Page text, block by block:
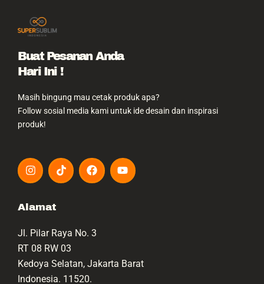
Buat Pesanan Anda
Hari Ini !
Masih bingung mau cetak produk apa?
Follow sosial media kami untuk ide desain dan inspirasi
produk!
I
n
s
a
r
a
m
T
i
k
F
a
c
o
k
Y
o
u
Alamat
Jl. Pilar Raya No. 3
RT 08 RW 03
Kedoya Selatan, Jakarta Barat
Indonesia. 11520.